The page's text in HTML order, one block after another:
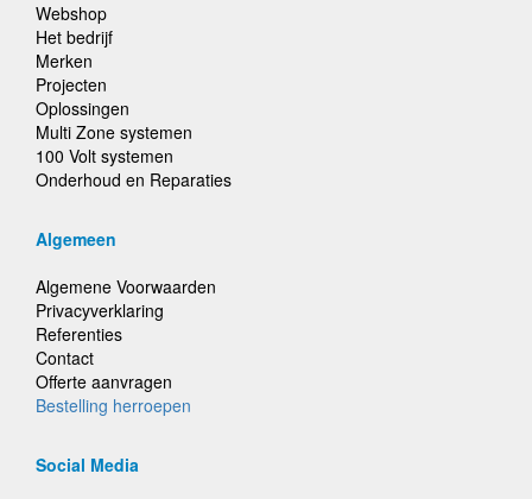
Webshop
Het bedrijf
Merken
Projecten
Oplossingen
Multi Zone systemen
100 Volt systemen
Onderhoud en Reparaties
Algemeen
Algemene Voorwaarden
Privacyverklaring
Referenties
Contact
Offerte aanvragen
Bestelling herroepen
Social Media